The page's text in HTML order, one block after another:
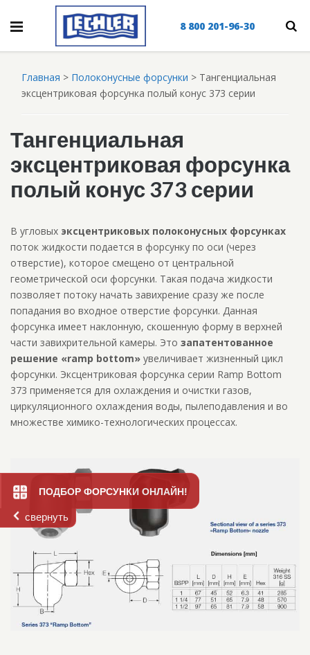
ПОДБОР ФОРСУНКИ ОНЛАЙН!
свернуть
8 800 201-96-30
Главная > Полоконусные форсунки > Тангенциальная
эксцентриковая форсунка полый конус 373 серии
Тангенциальная
эксцентриковая форсунка
полый конус 373 серии
В угловых эксцентриковых полоконусных форсунках
поток жидкости подается в форсунку по оси (через
отверстие), которое смещено от центральной
геометрической оси форсунки. Такая подача жидкости
позволяет потоку начать завихрение сразу же после
попадания во входное отверстие форсунки. Данная
форсунка имеет наклонную, скошенную форму в верхней
части завихрительной камеры. Это запатентованное
решение «ramp bottom»увеличивает жизненный цикл
форсунки. Эксцентриковая форсунка серии Ramp Bottom
373 применяется для охлаждения и очистки газов,
циркуляционного охлаждения воды, пылеподавления и во
множестве химико-технологических процессах.